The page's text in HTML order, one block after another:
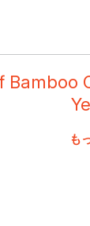
Bamboo
も